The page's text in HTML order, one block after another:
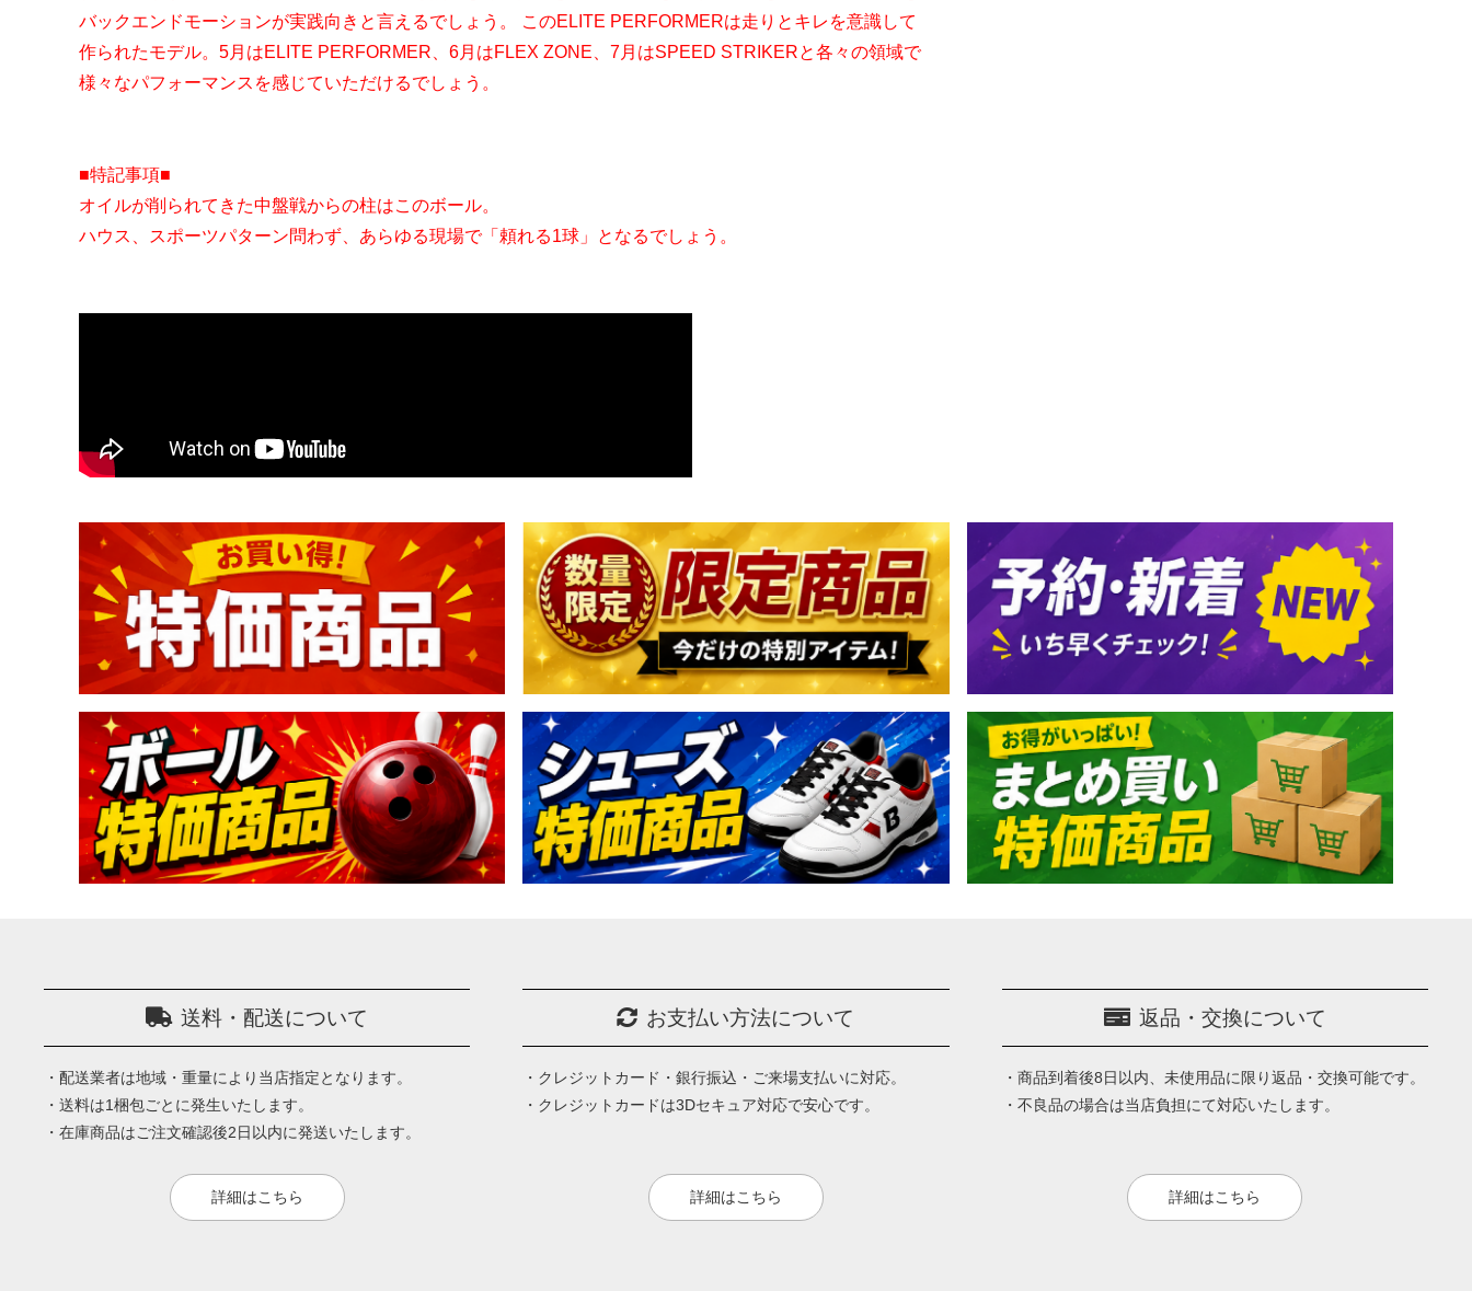
バックエンドモーションが実践向きと言えるでしょう。 このELITE PERFORMERは走りとキレを意識して
作られたモデル。5月はELITE PERFORMER、6月はFLEX ZONE、7月はSPEED STRIKERと各々の領域で
様々なパフォーマンスを感じていただけるでしょう。
■特記事項■
オイルが削られてきた中盤戦からの柱はこのボール。
ハウス、スポーツパターン問わず、あらゆる現場で「頼れる1球」となるでしょう。
送料・配送について
・配送業者は地域・重量により当店指定となります。
・送料は1梱包ごとに発生いたします。
・在庫商品はご注文確認後2日以内に発送いたします。
詳細はこちら
お支払い方法について
・クレジットカード・銀行振込・ご来場支払いに対応。
・クレジットカードは3Dセキュア対応で安心です。
詳細はこちら
返品・交換について
・商品到着後8日以内、未使用品に限り返品・交換可能です。
・不良品の場合は当店負担にて対応いたします。
詳細はこちら